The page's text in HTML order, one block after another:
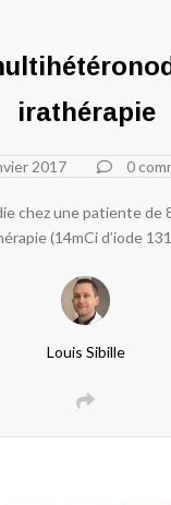
irathérapie
2017 0
chez une patiente de
(14mCi d’iode
Louis Sibille